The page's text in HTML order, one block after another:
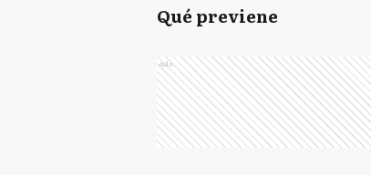
Qué previene
Ads